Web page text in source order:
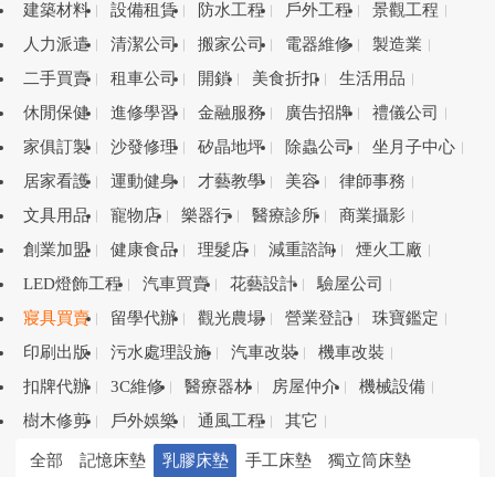
建築材料
設備租賃 防水工程 戶外工程
景觀工程
人力派遣
清潔公司 搬家公司 電器維修
製造業
二手買賣
租車公司 開鎖 美食折扣
生活用品
休閒保健
進修學習 金融服務 廣告招牌
禮儀公司
家俱訂製
沙發修理 矽晶地坪 除蟲公司
坐月子中心
居家看護
運動健身 才藝教學 美容
律師事務
文具用品
寵物店 樂器行 醫療診所
商業攝影
創業加盟
健康食品 理髮店 減重諮詢
煙火工廠
LED燈飾工程
汽車買賣 花藝設計
驗屋公司
寢具買賣
留學代辦 觀光農場 營業登記
珠寶鑑定
印刷出版
污水處理設施 汽車改裝
機車改裝
扣牌代辦
3C維修 醫療器材 房屋仲介
機械設備
樹木修剪
戶外娛樂 通風工程 其它
全部 記憶床墊 乳膠床墊 手工床墊
獨立筒床墊